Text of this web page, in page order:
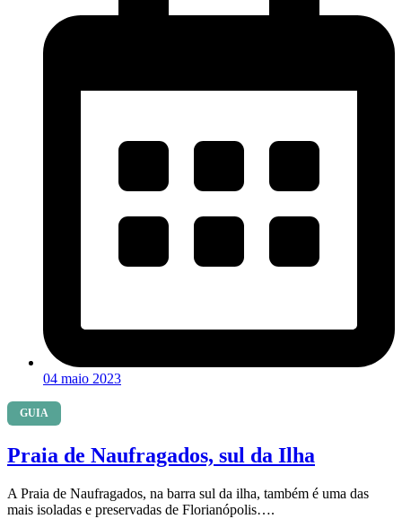
04 maio 2023
GUIA
Praia de Naufragados, sul da Ilha
A Praia de Naufragados, na barra sul da ilha, também é uma das
mais isoladas e preservadas de Florianópolis….